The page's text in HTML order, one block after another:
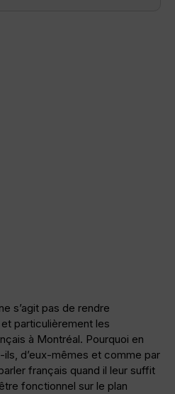
s’agit pas de rendre
particulièrement les
à Montréal. Pourquoi en
d’eux-mêmes et comme par
français quand il leur suffit
fonctionnel sur le plan